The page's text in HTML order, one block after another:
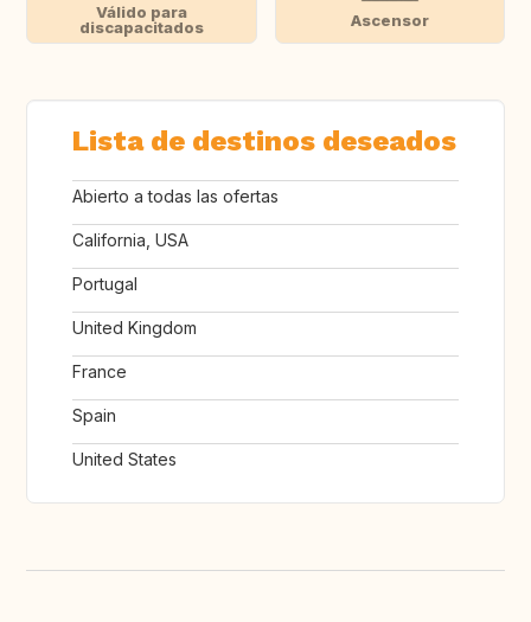
Válido para
discapacitados
Ascensor
Lista de destinos deseados
Abierto a todas las ofertas
California, USA
Portugal
United Kingdom
France
Spain
United States